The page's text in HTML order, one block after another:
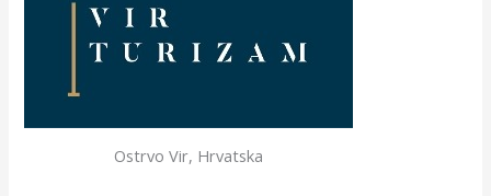
Ostrvo Vir, Hrvatska